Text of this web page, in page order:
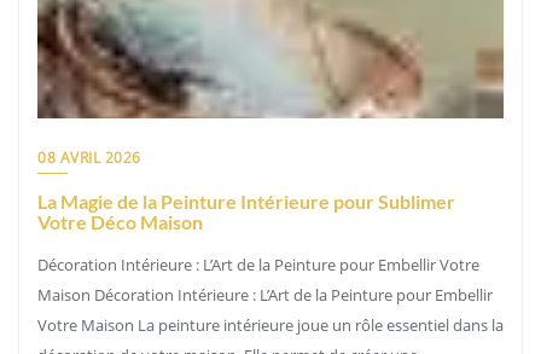
08 AVRIL 2026
La Magie de la Peinture Intérieure pour Sublimer
Votre Déco Maison
Décoration Intérieure : L’Art de la Peinture pour Embellir Votre
Maison Décoration Intérieure : L’Art de la Peinture pour Embellir
Votre Maison La peinture intérieure joue un rôle essentiel dans la